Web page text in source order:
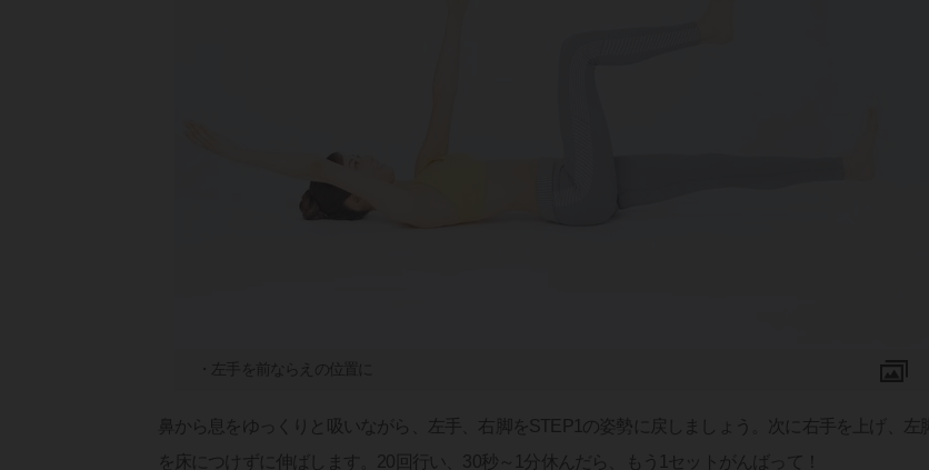
鼻から息をゆっくりと吸いながら、左手、右脚をSTEP1の姿勢に戻しましょう。次に右手を上げ、左脚
を床につけずに伸ばします。20回行い、30秒～1分休んだら、もう1セットがんばって！